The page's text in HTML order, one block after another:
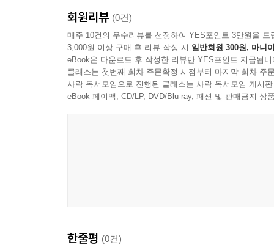
회원리뷰 (0건)
매주 10건의 우수리뷰를 선정하여 YES포인트 3만원을 드
3,000원 이상 구매 후 리뷰 작성 시 일반회원 300원, 마니
eBook은 다운로드 후 작성한 리뷰만 YES포인트 지급됩니
클래스는 첫번째 회차 주문확정 시점부터 마지막 회차 주
사락 독서모임으로 진행된 클래스는 사락 독서모임 게시
eBook 페이백, CD/LP, DVD/Blu-ray, 패션 및 판매금지 상
한줄평 (0건)